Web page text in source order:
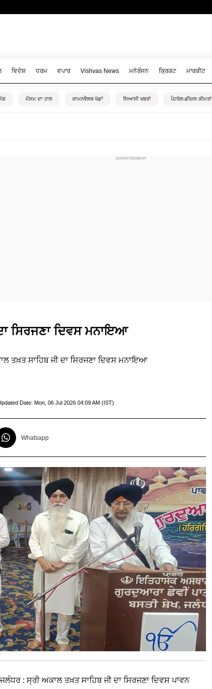
ਵਿਦੇਸ਼ ਧਰਮ ਵਪਾਰ Vishvas News ਮਨੋਰੰਜਨ ਕ੍ਰਿਕਟ ਮਾਰਕੀਟ
ਮੌਸਮ ਦਾ ਹਾਲ ਕਾਮਨਵੈਲਥ ਖੇਡਾਂ ਸਿਆਸੀ ਖਬਰਾਂ ਪੈਟਰੋਲ-ਡੀਜ਼ਲ ਕੀਮਤਾਂ
ਸਿਰਜਣਾ ਦਿਵਸ ਮਨਾਇਆ
ਤਖ਼ਤ ਸਾਹਿਬ ਜੀ ਦਾ ਸਿਰਜਣਾ ਦਿਵਸ ਮਨਾਇਆ
Date: Mon, 06 Jul 2026 04:09 AM (IST)
Whatsapp
: ਸ੍ਰੀ ਅਕਾਲ ਤਖ਼ਤ ਸਾਹਿਬ ਜੀ ਦਾ ਸਿਰਜਣਾ ਦਿਵਸ ਪਾਵਨ